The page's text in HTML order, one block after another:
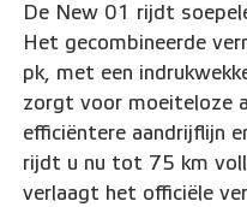
De New 01 rijdt
Het gecombineerde
pk, met een
zorgt voor moeiteloze
efficiëntere aandrijflijn
rijdt u nu tot 75 km
verlaagt het officiële